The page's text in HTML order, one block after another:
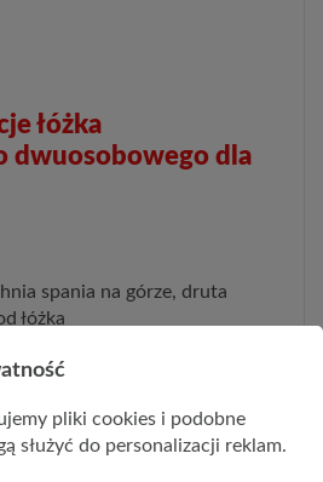
łóżka
dwuosobowego dla
spania na górze, druta
łóżka
praktyczna szuflada np.
209cm
96cm
pliki cookies i podobne
służyć do personalizacji reklam.